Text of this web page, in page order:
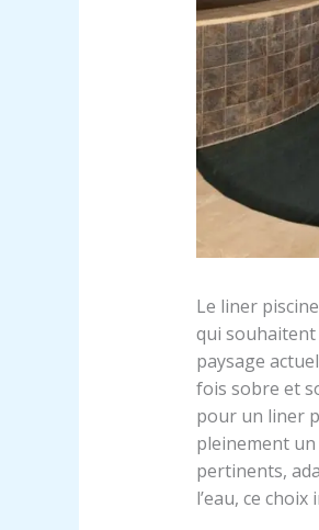
Le liner
qui souhaitent
paysage
fois sobre et
pour un liner
pleinement
pertinents,
l’eau, ce